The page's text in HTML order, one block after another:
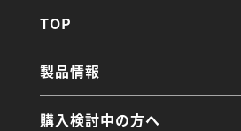
TOP
製品情報
購入検討中の方へ